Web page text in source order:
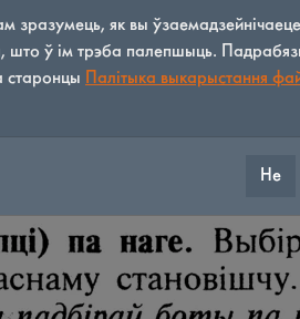
зразумець, як вы
што ў ім трэба палепшыць.
старонцы Палітыка выкарыстання
Не